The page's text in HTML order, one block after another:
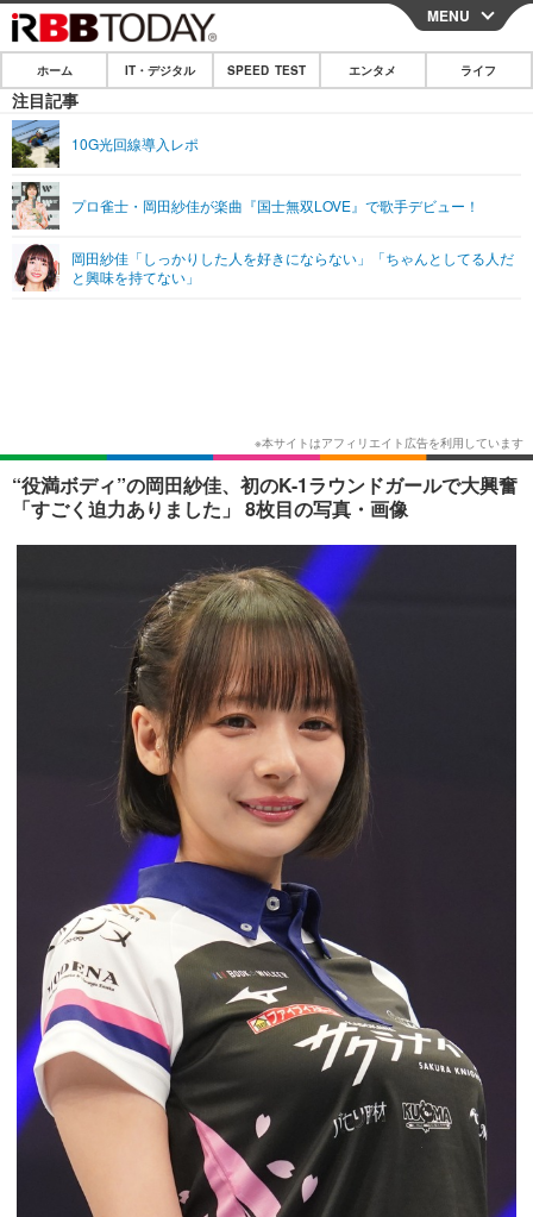
CLOSE
ホーム
IT・デジタル
ショッピング その他
SPEED TEST
エンタメ
エンタメTOP
ショッピング その他
ライフ
MENU
ホーム IT・デジタル SPEED TEST エンタメ ライフ
注目記事
10G光回線導入レポ
プロ雀士・岡田紗佳が楽曲『国士無双LOVE』で歌手デビュー！
岡田紗佳「しっかりした人を好きにならない」「ちゃんとしてる人だ
と興味を持てない」
“役満ボディ”の岡田紗佳、初のK-1ラウンドガールで大興奮
「すごく迫力ありました」 8枚目の写真・画像